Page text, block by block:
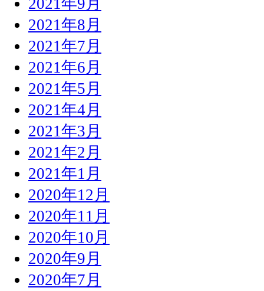
2021年8月
2021年7月
2021年6月
2021年5月
2021年4月
2021年3月
2021年2月
2021年1月
2020年12月
2020年11月
2020年10月
2020年9月
2020年7月